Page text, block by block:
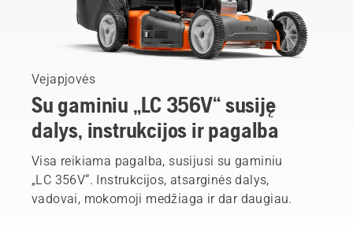
Vejapjovės
Su gaminiu „LC 356V“ susiję
dalys, instrukcijos ir pagalba
Visa reikiama pagalba, susijusi su gaminiu
„LC 356V“. Instrukcijos, atsarginės dalys,
vadovai, mokomoji medžiaga ir dar daugiau.